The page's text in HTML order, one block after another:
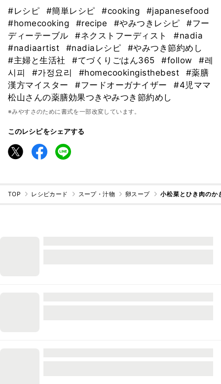
#レシピ #簡単レシピ #cooking
#japanesefood
#homecooking
#recipe #やみつきレシピ
#フー
ディーテーブル
#ネクストフーディスト
#nadia
#nadiaartist
#nadiaレシピ
#やみつき節約めし
#主婦と生活社
#てづくりごはん365 #follow
#레
시피
#가정요리 #homecookingisthebest
#薬膳
漢方マイスター
#フードオーガナイザー
#4児ママ
松山さんの薬膳効果つきやみつき節約めし
※みやすさのために書式を一部改変しています。
このレシピをシェアする
TOP レシピカード スープ・汁物 卵スープ 小松菜とひき肉のか